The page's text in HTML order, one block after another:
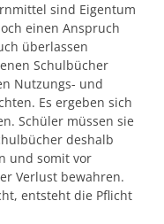
sind Eigentum
einen Anspruch
überlassen
Schulbücher
Nutzungs- und
Es ergeben sich
Schüler müssen sie
deshalb
und somit vor
Verlust bewahren.
entsteht die Pflicht